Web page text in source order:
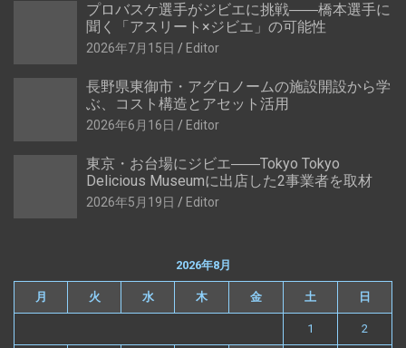
プロバスケ選手がジビエに挑戦――橋本選手に
聞く「アスリート×ジビエ」の可能性
2026年7月15日 Editor
長野県東御市・アグロノームの施設開設から学
ぶ、コスト構造とアセット活用
2026年6月16日 Editor
東京・お台場にジビエ――Tokyo Tokyo
Delicious Museumに出店した2事業者を取材
2026年5月19日 Editor
2026年8月
月 火 水 木 金 土 日
1 2